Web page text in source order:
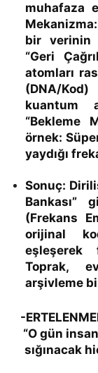
muhafaza
Mekanizma:
bir verinin
“Geri
atomları
(DNA/
kuantum
“Bekleme
örnek:
yaydığı
Sonuç:
Bankası”
(Frekans
orijinal
eşleşerek
Toprak,
arşivleme
-
“O gün
sığınacak